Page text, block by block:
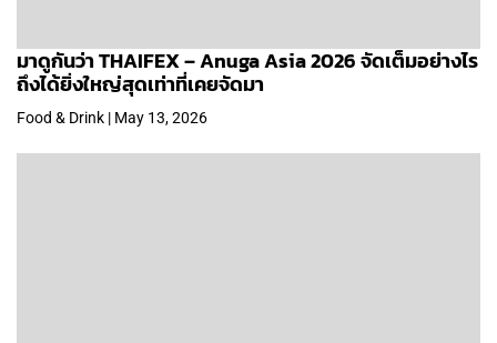
มาดูกันว่า THAIFEX – Anuga Asia 2026 จัดเต็มอย่างไร
ถึงได้ยิ่งใหญ่สุดเท่าที่เคยจัดมา
Food & Drink | May 13, 2026